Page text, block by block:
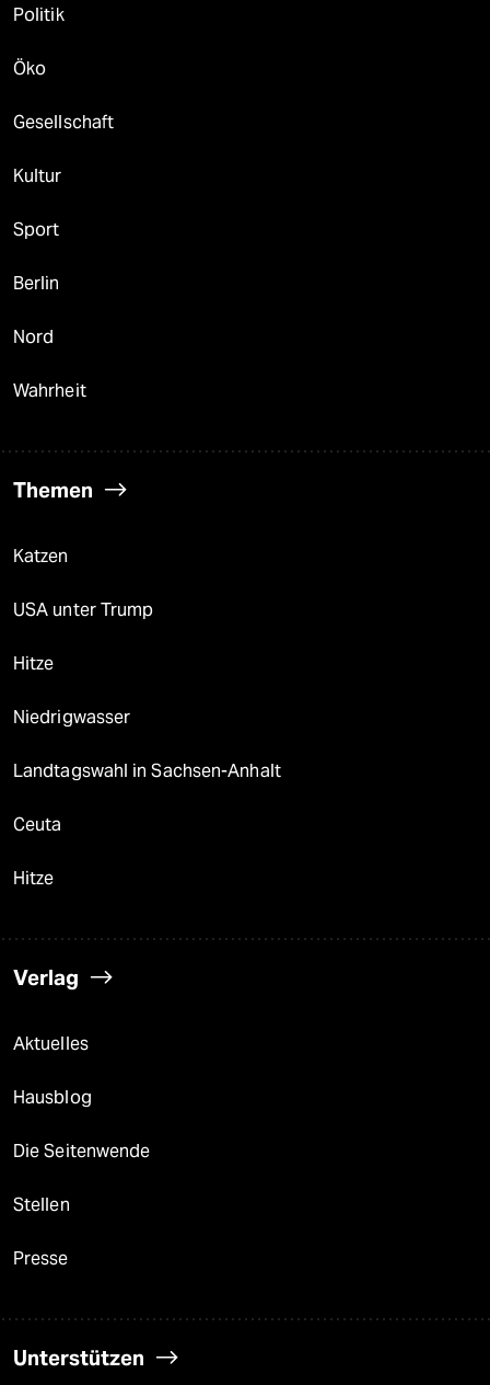
Politik
Öko
Gesellschaft
Kultur
Sport
Berlin
Nord
Wahrheit
Themen
Katzen
USA unter Trump
Hitze
Niedrigwasser
Landtagswahl in Sachsen-Anhalt
Ceuta
Hitze
Verlag
Aktuelles
Hausblog
Die Seitenwende
Stellen
Presse
Unterstützen